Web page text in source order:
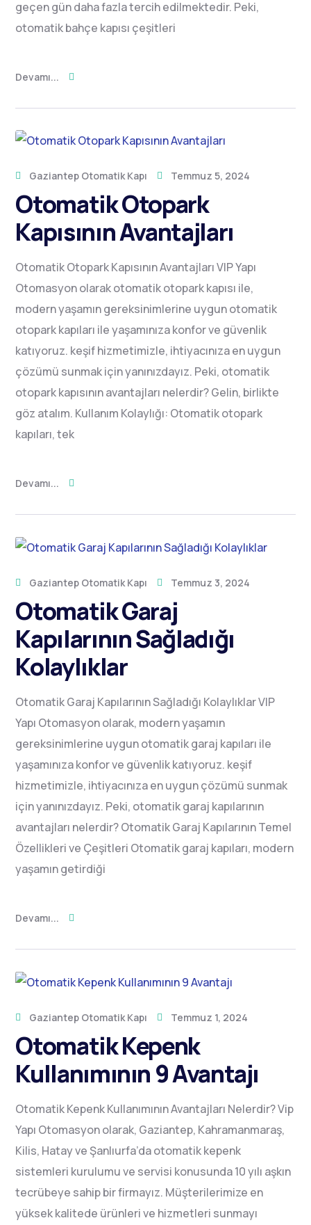
geçen gün daha fazla tercih edilmektedir. Peki,
otomatik bahçe kapısı çeşitleri
Devamı...
Gaziantep Otomatik Kapı Temmuz 5, 2024
Otomatik Otopark
Kapısının Avantajları
Otomatik Otopark Kapısının Avantajları VIP Yapı
Otomasyon olarak otomatik otopark kapısı ile,
modern yaşamın gereksinimlerine uygun otomatik
otopark kapıları ile yaşamınıza konfor ve güvenlik
katıyoruz. keşif hizmetimizle, ihtiyacınıza en uygun
çözümü sunmak için yanınızdayız. Peki, otomatik
otopark kapısının avantajları nelerdir? Gelin, birlikte
göz atalım. Kullanım Kolaylığı: Otomatik otopark
kapıları, tek
Devamı...
Gaziantep Otomatik Kapı Temmuz 3, 2024
Otomatik Garaj
Kapılarının Sağladığı
Kolaylıklar
Otomatik Garaj Kapılarının Sağladığı Kolaylıklar VIP
Yapı Otomasyon olarak, modern yaşamın
gereksinimlerine uygun otomatik garaj kapıları ile
yaşamınıza konfor ve güvenlik katıyoruz. keşif
hizmetimizle, ihtiyacınıza en uygun çözümü sunmak
için yanınızdayız. Peki, otomatik garaj kapılarının
avantajları nelerdir? Otomatik Garaj Kapılarının Temel
Özellikleri ve Çeşitleri Otomatik garaj kapıları, modern
yaşamın getirdiği
Devamı...
Gaziantep Otomatik Kapı Temmuz 1, 2024
Otomatik Kepenk
Kullanımının 9 Avantajı
Otomatik Kepenk Kullanımının Avantajları Nelerdir? Vip
Yapı Otomasyon olarak, Gaziantep, Kahramanmaraş,
Kilis, Hatay ve Şanlıurfa’da otomatik kepenk
sistemleri kurulumu ve servisi konusunda 10 yılı aşkın
tecrübeye sahip bir firmayız. Müşterilerimize en
yüksek kalitede ürünleri ve hizmetleri sunmayı